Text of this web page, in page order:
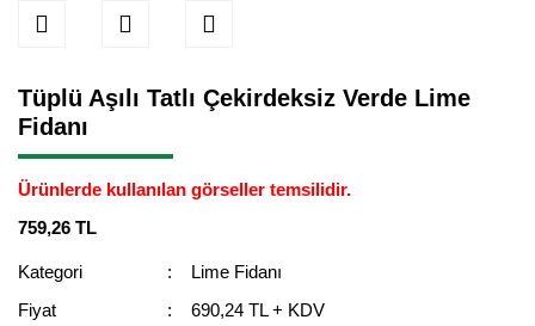
Tüplü Aşılı Tatlı Çekirdeksiz Verde Lime
Fidanı
Ürünlerde kullanılan görseller temsilidir.
759,26 TL
Kategori
Lime Fidanı
Fiyat
690,24 TL + KDV